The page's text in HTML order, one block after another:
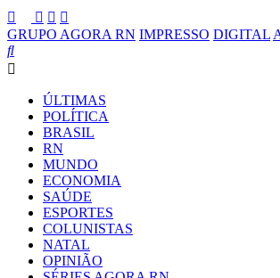
GRUPO AGORA RN IMPRESSO DIGITAL
ÚLTIMAS
POLÍTICA
BRASIL
RN
MUNDO
ECONOMIA
SAÚDE
ESPORTES
COLUNISTAS
NATAL
OPINIÃO